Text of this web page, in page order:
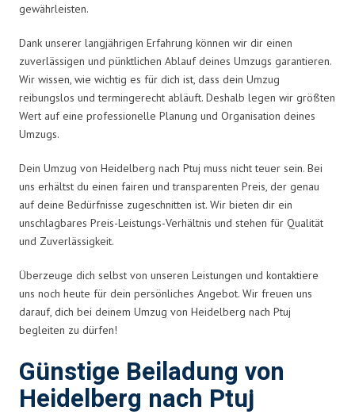
gewährleisten.
Dank unserer langjährigen Erfahrung können wir dir einen
zuverlässigen und pünktlichen Ablauf deines Umzugs garantieren.
Wir wissen, wie wichtig es für dich ist, dass dein Umzug
reibungslos und termingerecht abläuft. Deshalb legen wir größten
Wert auf eine professionelle Planung und Organisation deines
Umzugs.
Dein Umzug von Heidelberg nach Ptuj muss nicht teuer sein. Bei
uns erhältst du einen fairen und transparenten Preis, der genau
auf deine Bedürfnisse zugeschnitten ist. Wir bieten dir ein
unschlagbares Preis-Leistungs-Verhältnis und stehen für Qualität
und Zuverlässigkeit.
Überzeuge dich selbst von unseren Leistungen und kontaktiere
uns noch heute für dein persönliches Angebot. Wir freuen uns
darauf, dich bei deinem Umzug von Heidelberg nach Ptuj
begleiten zu dürfen!
Günstige Beiladung von
Heidelberg nach Ptuj